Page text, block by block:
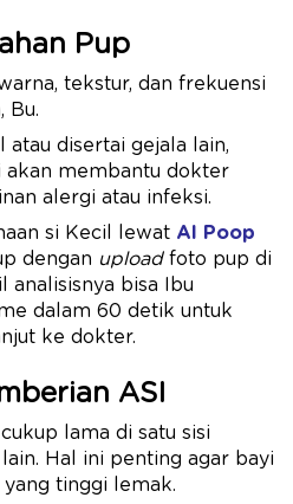
Pup
tekstur, dan frekuensi
Bu.
disertai gejala lain,
akan membantu dokter
alergi atau infeksi.
si Kecil lewat AI Poop
dengan uploadfoto pup di
analisisnya bisa Ibu
dalam 60 detik untuk
ke dokter.
ASI
lama di satu sisi
Hal ini penting agar bayi
tinggi lemak.